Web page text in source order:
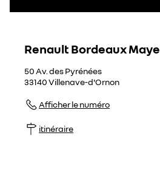
Renault Bordeaux Maye
50 Av. des Pyrénées
33140Villenave-d'Ornon
Afficher le numéro
itinéraire